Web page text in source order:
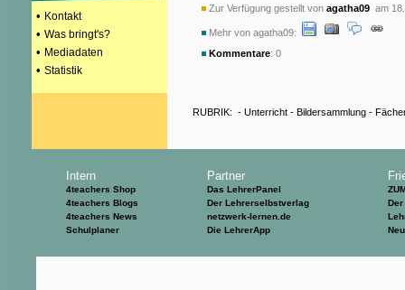
• Kontakt
• Was bringt's?
• Mediadaten
• Statistik
Zur Verfügung gestellt von agatha09 am
Mehr von agatha09:
Kommentare: 0
RUBRIK: - Unterricht - Bildersammlung -
Intern
4teachers Shop
4teachers Blogs
4teachers News
Schulplaner
Partner
Das LehrerPanel
Der Lehrerselbstverlag
netzwerk-lernen.de
Die LehrerApp